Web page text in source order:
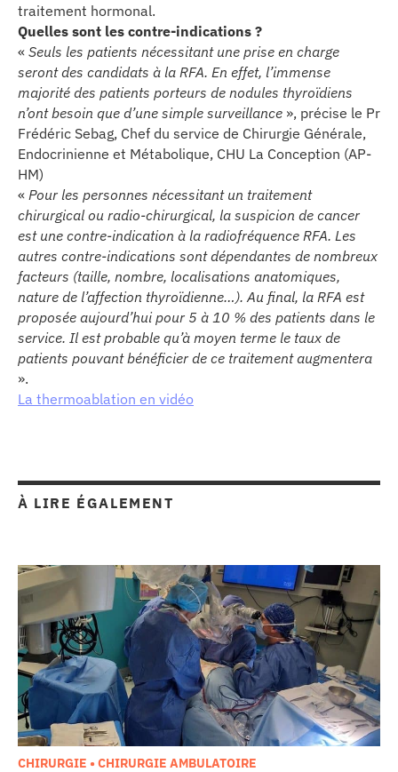
traitement hormonal.
Quelles sont les contre-indications ?
« Seuls les patients nécessitant une prise en charge
seront des candidats à la RFA. En effet, l’immense
majorité des patients porteurs de nodules thyroïdiens
n’ont besoin que d’une simple surveillance », précise le Pr
Frédéric Sebag, Chef du service de Chirurgie Générale,
Endocrinienne et Métabolique, CHU La Conception (AP-
HM)
« Pour les personnes nécessitant un traitement
chirurgical ou radio-chirurgical, la suspicion de cancer
est une contre-indication à la radiofréquence RFA. Les
autres contre-indications sont dépendantes de nombreux
facteurs (taille, nombre, localisations anatomiques,
nature de l’affection thyroïdienne…). Au final, la RFA est
proposée aujourd’hui pour 5 à 10 % des patients dans le
service. Il est probable qu’à moyen terme le taux de
patients pouvant bénéficier de ce traitement augmentera
».
La thermoablation en vidéo
À LIRE ÉGALEMENT
CHIRURGIE • CHIRURGIE AMBULATOIRE